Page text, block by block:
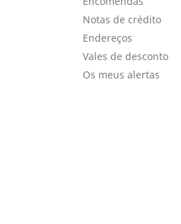
Notas de crédito
Endereços
Vales de desconto
Os meus alertas